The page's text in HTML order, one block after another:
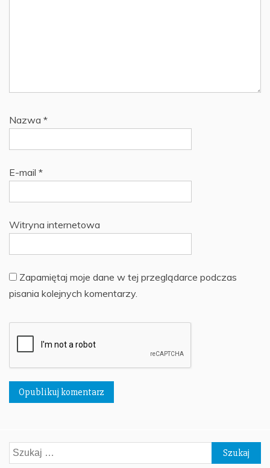
Nazwa *
E-mail *
Witryna internetowa
Zapamiętaj moje dane w tej przeglądarce podczas
pisania kolejnych komentarzy.
Szukaj: